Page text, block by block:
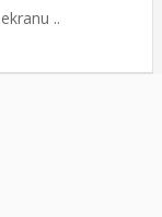
..